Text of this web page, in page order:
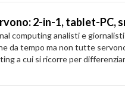
2-in-1, tablet-PC,
computing analisti e
da tempo ma non tutte
a cui si ricorre per